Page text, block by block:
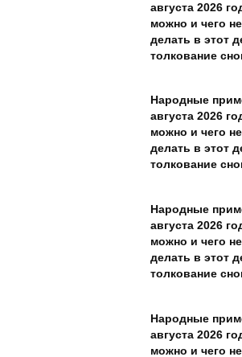
августа 2026
можно и чего
делать в этот
толкование
Народные
августа 2026
можно и чего
делать в этот
толкование
Народные
августа 2026
можно и чего
делать в этот
толкование
Народные
августа 2026
можно и чего